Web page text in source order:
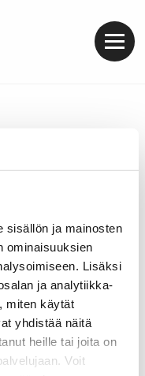
sisällön ja mainosten
ominaisuuksien
Lisäksi
ja analytiikka-
miten käytät
yhdistää näitä
heille tai joita on
Voit